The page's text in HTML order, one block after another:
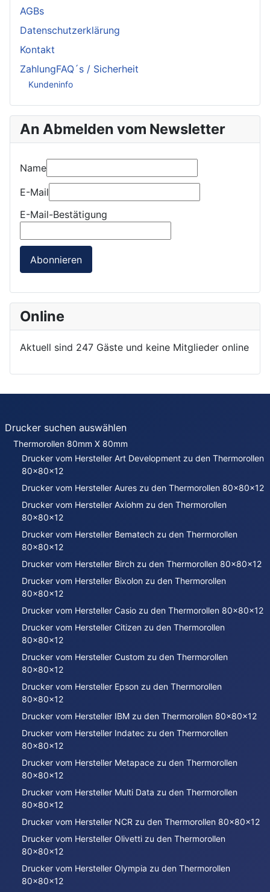
AGBs
Datenschutzerklärung
Kontakt
ZahlungFAQ´s / Sicherheit
Kundeninfo
An Abmelden vom Newsletter
Name
E-Mail
E-Mail-Bestätigung
Abonnieren
Online
Aktuell sind 247 Gäste und keine Mitglieder online
Drucker suchen auswählen
Thermorollen 80mm X 80mm
Drucker vom Hersteller Art Development zu den Thermorollen
80x80x12
Drucker vom Hersteller Aures zu den Thermorollen 80x80x12
Drucker vom Hersteller Axiohm zu den Thermorollen
80x80x12
Drucker vom Hersteller Bematech zu den Thermorollen
80x80x12
Drucker vom Hersteller Birch zu den Thermorollen 80x80x12
Drucker vom Hersteller Bixolon zu den Thermorollen
80x80x12
Drucker vom Hersteller Casio zu den Thermorollen 80x80x12
Drucker vom Hersteller Citizen zu den Thermorollen
80x80x12
Drucker vom Hersteller Custom zu den Thermorollen
80x80x12
Drucker vom Hersteller Epson zu den Thermorollen
80x80x12
Drucker vom Hersteller IBM zu den Thermorollen 80x80x12
Drucker vom Hersteller Indatec zu den Thermorollen
80x80x12
Drucker vom Hersteller Metapace zu den Thermorollen
80x80x12
Drucker vom Hersteller Multi Data zu den Thermorollen
80x80x12
Drucker vom Hersteller NCR zu den Thermorollen 80x80x12
Drucker vom Hersteller Olivetti zu den Thermorollen
80x80x12
Drucker vom Hersteller Olympia zu den Thermorollen
80x80x12